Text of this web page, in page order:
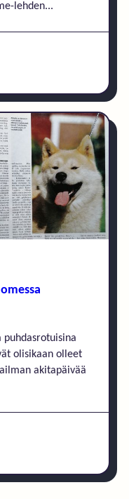
lehden...
puhdasrotuisina
olisikaan olleet
akitapäivää